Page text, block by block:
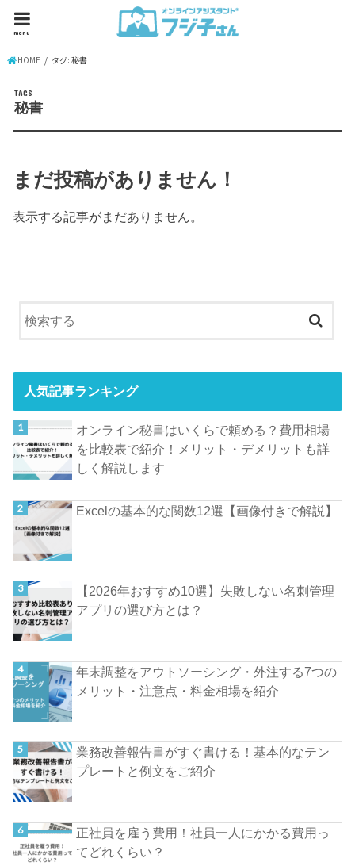
menu
HOME タグ: 秘書
秘書
まだ投稿がありません！
表示する記事がまだありません。
人気記事ランキング
オンライン秘書はいくらで頼める？費用相場
を比較表で紹介！メリット・デメリットも詳
しく解説します
Excelの基本的な関数12選【画像付きで解説】
【2026年おすすめ10選】失敗しない名刺管理
アプリの選び方とは？
年末調整をアウトソーシング・外注する7つの
メリット・注意点・料金相場を紹介
業務改善報告書がすぐ書ける！基本的なテン
プレートと例文をご紹介
正社員を雇う費用！社員一人にかかる費用っ
てどれくらい？